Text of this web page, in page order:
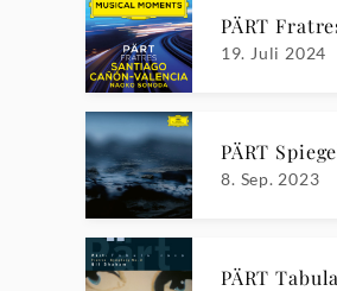
PÄRT
19. Juli 2024
PÄRT
8. Sep. 2023
PÄRT